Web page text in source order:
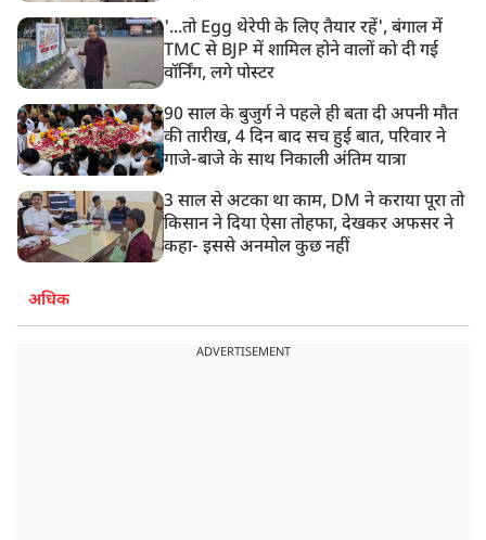
'...तो Egg थेरेपी के लिए तैयार रहें', बंगाल में
TMC से BJP में शामिल होने वालों को दी गई
वॉर्निंग, लगे पोस्टर
90 साल के बुजुर्ग ने पहले ही बता दी अपनी मौत
की तारीख, 4 दिन बाद सच हुई बात, परिवार ने
गाजे-बाजे के साथ निकाली अंतिम यात्रा
3 साल से अटका था काम, DM ने कराया पूरा तो
किसान ने दिया ऐसा तोहफा, देखकर अफसर ने
कहा- इससे अनमोल कुछ नहीं
अधिक
ADVERTISEMENT